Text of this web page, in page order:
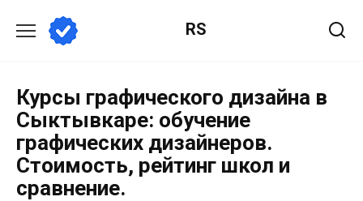
RS
Курсы графического дизайна в
Сыктывкаре: обучение
графических дизайнеров.
Стоимость, рейтинг школ и
сравнение.